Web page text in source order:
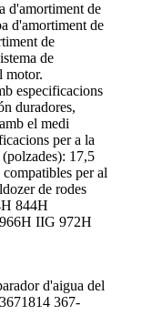
d'amortiment de
d'amortiment de
de
de
motor.
especificacions
duradores,
el medi
per a la
17,5
per al
de rodes
844H
IIG 972H